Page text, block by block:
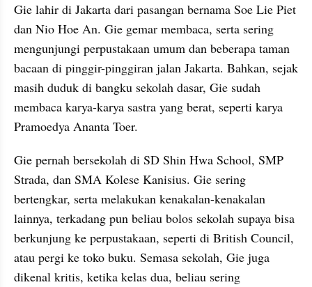
Gie lahir di Jakarta dari pasangan bernama Soe Lie Piet
dan Nio Hoe An. Gie gemar membaca, serta sering
mengunjungi perpustakaan umum dan beberapa taman
bacaan di pinggir-pinggiran jalan Jakarta. Bahkan, sejak
masih duduk di bangku sekolah dasar, Gie sudah
membaca karya-karya sastra yang berat, seperti karya
Pramoedya Ananta Toer.
Gie pernah bersekolah di SD Shin Hwa School, SMP
Strada, dan SMA Kolese Kanisius. Gie sering
bertengkar, serta melakukan kenakalan-kenakalan
lainnya, terkadang pun beliau bolos sekolah supaya bisa
berkunjung ke perpustakaan, seperti di British Council,
atau pergi ke toko buku. Semasa sekolah, Gie juga
dikenal kritis, ketika kelas dua, beliau sering